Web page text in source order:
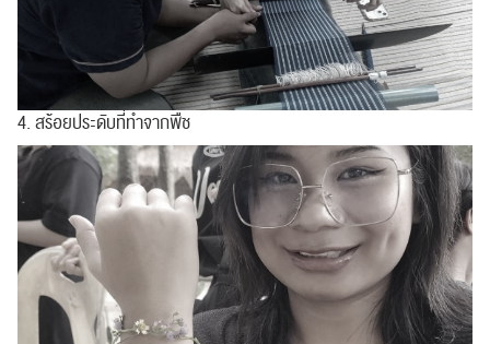
4. สร้อยประดับที่ทำจากพืช